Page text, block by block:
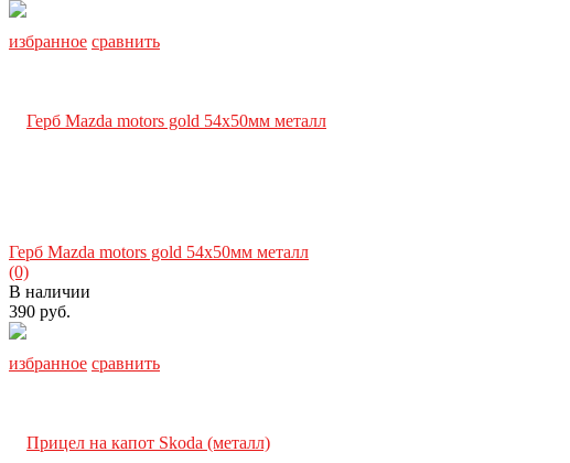
избранное сравнить
избранное сравнить
Герб Mazda motors gold 54х50мм металл
(0)
В наличии
390 руб.